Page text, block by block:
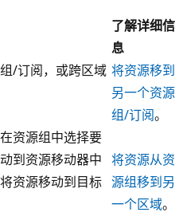
了解详细信
息
/订阅，或跨区域
资源组中选择要
到资源移动器中
资源移动到目标
将资源移到
另一个资源
组/订阅。
将资源从资
源组移到另
一个区域。